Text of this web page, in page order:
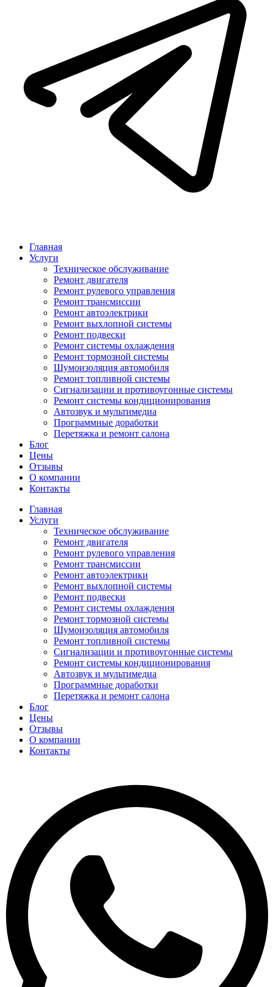
Главная
Услуги
Техническое обслуживание
Ремонт двигателя
Ремонт рулевого управления
Ремонт трансмиссии
Ремонт автоэлектрики
Ремонт выхлопной системы
Ремонт подвески
Ремонт системы охлаждения
Ремонт тормозной системы
Шумоизоляция автомобиля
Ремонт топливной системы
Сигнализации и противоугонные системы
Ремонт системы кондиционирования
Автозвук и мультимедиа
Программные доработки
Перетяжка и ремонт салона
Блог
Цены
Отзывы
О компании
Контакты
Главная
Услуги
Техническое обслуживание
Ремонт двигателя
Ремонт рулевого управления
Ремонт трансмиссии
Ремонт автоэлектрики
Ремонт выхлопной системы
Ремонт подвески
Ремонт системы охлаждения
Ремонт тормозной системы
Шумоизоляция автомобиля
Ремонт топливной системы
Сигнализации и противоугонные системы
Ремонт системы кондиционирования
Автозвук и мультимедиа
Программные доработки
Перетяжка и ремонт салона
Блог
Цены
Отзывы
О компании
Контакты